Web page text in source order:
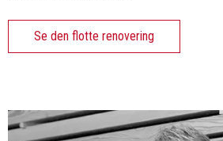
Se den flotte renovering